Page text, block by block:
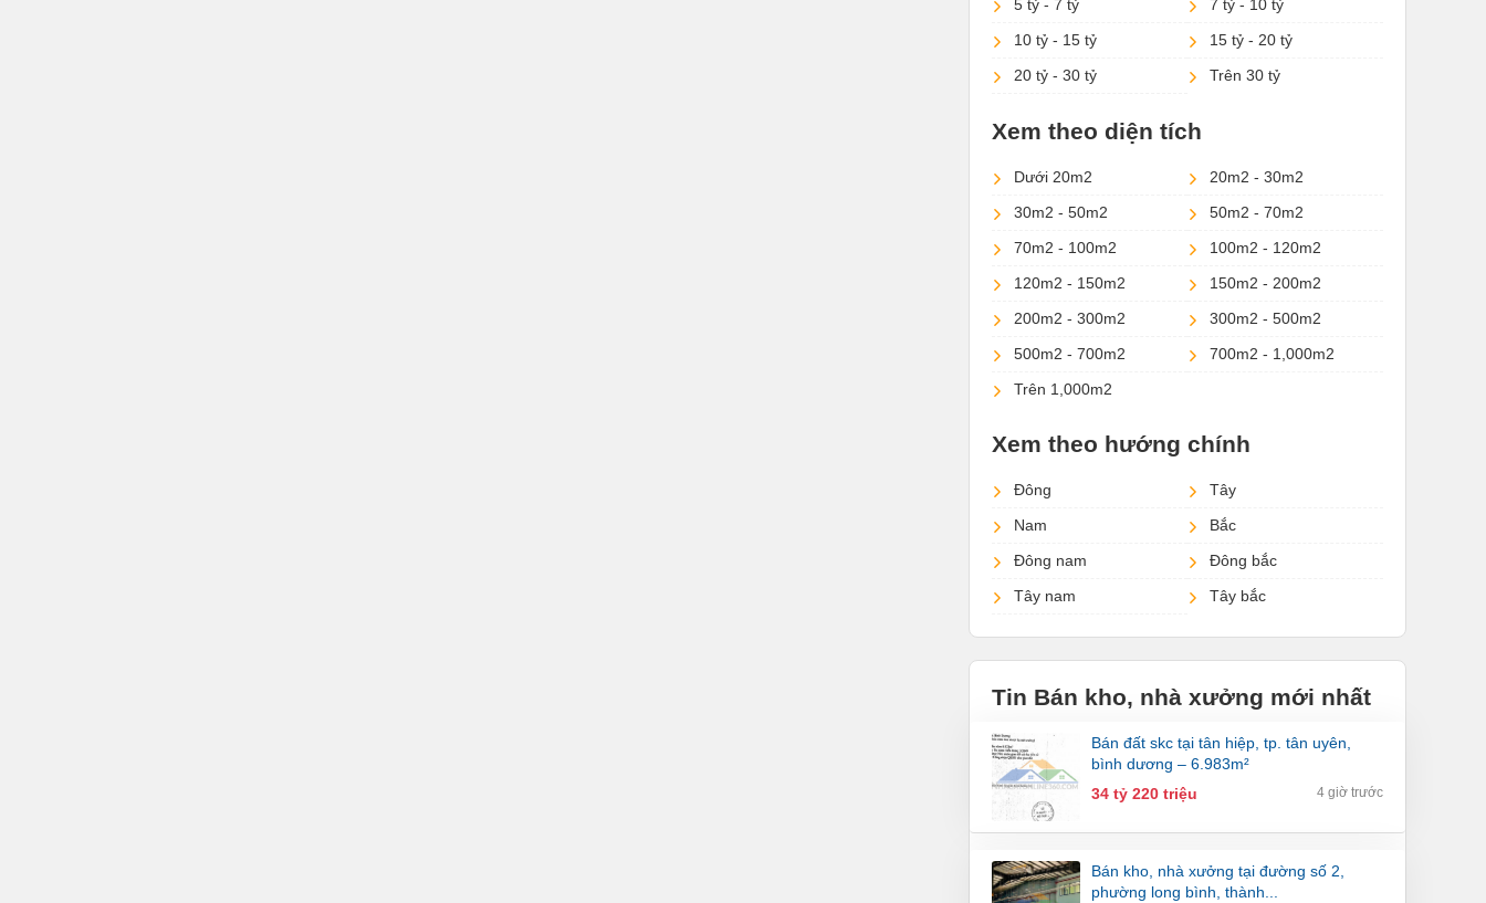
5 tỷ - 7 tỷ
7 tỷ - 10 tỷ
10 tỷ - 15 tỷ
15 tỷ - 20 tỷ
20 tỷ - 30 tỷ
Trên 30 tỷ
Xem theo diện tích
Dưới 20m2
20m2 - 30m2
30m2 - 50m2
50m2 - 70m2
70m2 - 100m2
100m2 - 120m2
120m2 - 150m2
150m2 - 200m2
200m2 - 300m2
300m2 - 500m2
500m2 - 700m2
700m2 - 1,000m2
Trên 1,000m2
Xem theo hướng chính
Đông
Tây
Nam
Bắc
Đông nam
Đông bắc
Tây nam
Tây bắc
Tin Bán kho, nhà xưởng mới nhất
bán đất skc tại tân hiệp, tp. tân uyên,
bình dương – 6.983m²
34 tỷ 220 triệu
4 giờ trước
bán kho, nhà xưởng tại đường số 2,
phường long bình, thành...